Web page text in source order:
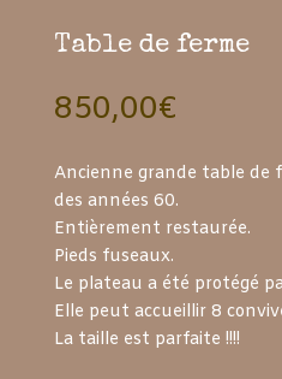
Table de ferme
850,00€
Ancienne grande table de
des années 60.
Entièrement restaurée.
Pieds fuseaux.
Le plateau a été protégé
Elle peut accueillir 8
La taille est parfaite !!!!